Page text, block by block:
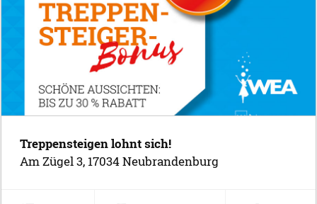
Treppensteigen lohnt sich!
Am Zügel 3, 17034 Neubrandenburg